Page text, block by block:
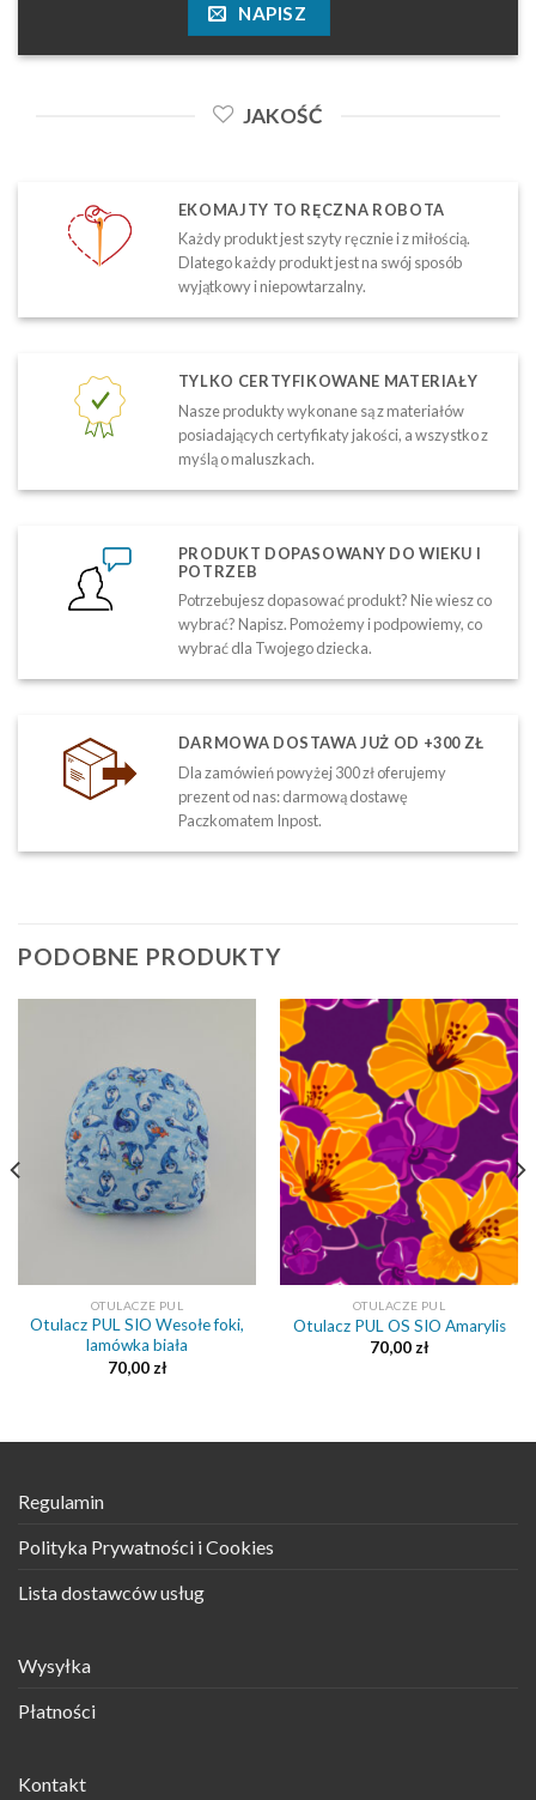
NAPISZ
JAKOŚĆ
EKOMAJTY TO RĘCZNA ROBOTA
Każdy produkt jest szyty ręcznie i z miłością.
Dlatego każdy produkt jest na swój sposób
wyjątkowy i niepowtarzalny.
TYLKO CERTYFIKOWANE MATERIAŁY
Nasze produkty wykonane są z materiałów
posiadających certyfikaty jakości, a wszystko z
myślą o maluszkach.
PRODUKT DOPASOWANY DO WIEKU I
POTRZEB
Potrzebujesz dopasować produkt? Nie wiesz co
wybrać? Napisz. Pomożemy i podpowiemy, co
wybrać dla Twojego dziecka.
DARMOWA DOSTAWA JUŻ OD +300 ZŁ
Dla zamówień powyżej 300 zł oferujemy
prezent od nas: darmową dostawę
Paczkomatem Inpost.
PODOBNE PRODUKTY
OTULACZE PUL
Otulacz PUL SIO Wesołe foki,
lamówka biała
70,00 zł
OTULACZE PUL
Otulacz PUL OS SIO Amarylis
70,00zł
Regulamin
Polityka Prywatności i Cookies
Lista dostawców usług
Wysyłka
Płatności
Kontakt